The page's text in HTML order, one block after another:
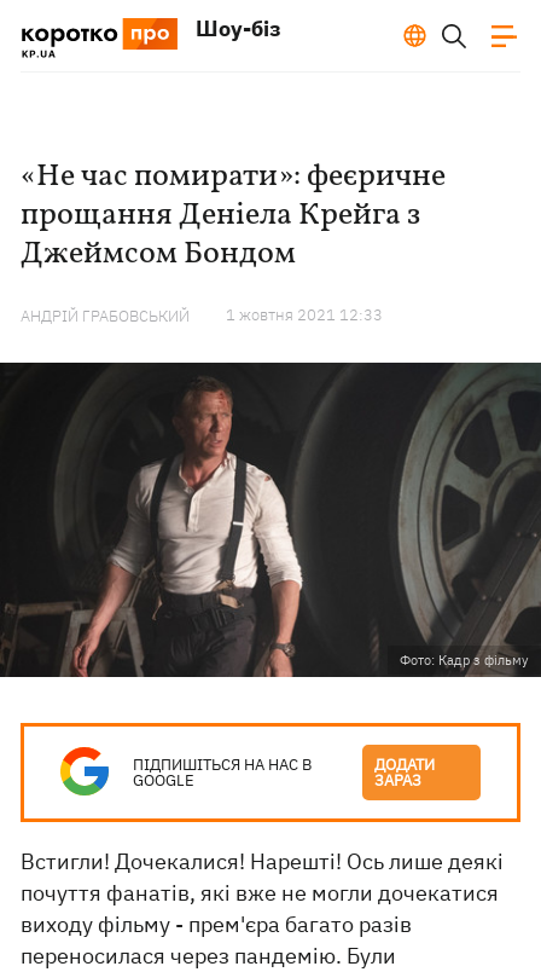
Шоу-біз
«Не час помирати»: феєричне
прощання Деніела Крейга з
Джеймсом Бондом
АНДРІЙ ГРАБОВСЬКИЙ 1 жовтня 2021 12:33
Фото: Кадр з фільму
ПІДПИШІТЬСЯ НА НАС В
GOOGLE
ДОДАТИ
ЗАРАЗ
Встигли! Дочекалися! Нарешті! Ось лише деякі
почуття фанатів, які вже не могли дочекатися
виходу фільму - прем'єра багато разів
переносилася через пандемію. Були